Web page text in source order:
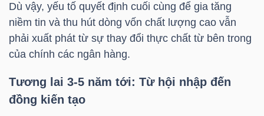
Dù vậy, yếu tố quyết định cuối cùng để gia tăng
niềm tin và thu hút dòng vốn chất lượng cao vẫn
phải xuất phát từ sự thay đổi thực chất từ bên trong
của chính các ngân hàng.
Tương lai 3-5 năm tới: Từ hội nhập đến
đồng kiến tạo
TIỆN
ÍCH
BẤT